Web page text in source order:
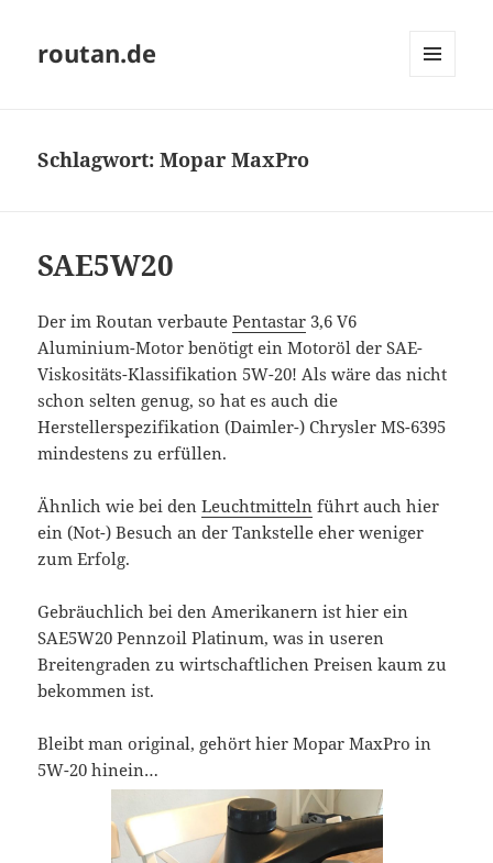
routan.de
Schlagwort:Mopar MaxPro
SAE5W20
Der im Routan verbautePentastar 3,6 V6
Aluminium-Motor benötigt ein Motoröl der SAE-
Viskositäts-Klassifikation 5W-20! Als wäre das nicht
schon selten genug, so hat es auch die
Herstellerspezifikation (Daimler-) Chrysler MS-6395
mindestens zu erfüllen.
Ähnlich wie bei denLeuchtmitteln führt auch hier
ein (Not-) Besuch an der Tankstelle eher weniger
zum Erfolg.
Gebräuchlich bei den Amerikanern ist hier ein
SAE5W20 Pennzoil Platinum, was in useren
Breitengraden zu wirtschaftlichen Preisen kaum zu
bekommen ist.
Bleibt man original, gehört hier Mopar MaxPro in
5W-20 hinein…